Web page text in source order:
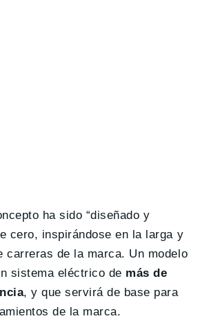
ha sido “diseñado y
cero, inspirándose en la larga y
carreras de la marca. Un modelo
sistema eléctrico de más de
, y que servirá de base para
de la marca.